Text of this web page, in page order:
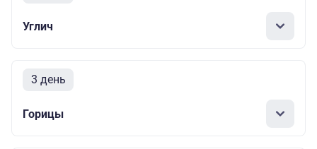
Углич
3 день
Горицы